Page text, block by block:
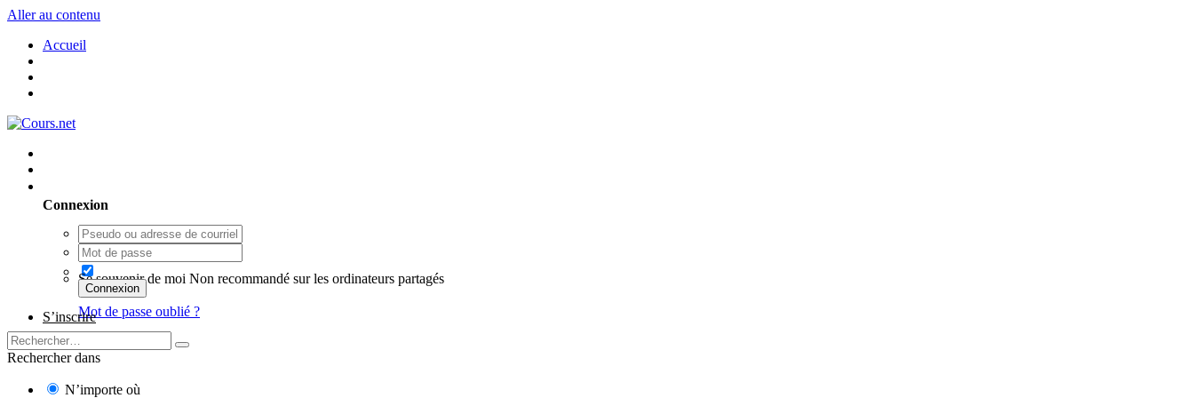
Aller au contenu
Accueil
Connexion
Se souvenir de moi Non recommandé sur les ordinateurs partagés
Connexion
Mot de passe oublié ?
S’inscrire
Rechercher dans
N’importe où